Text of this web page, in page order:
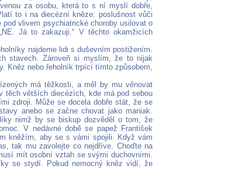
za osobu, která to s ní myslí dobře,
to i na diecézní kněze: poslušnost vůči
vlivem psychiatrické choroby usilovat o
Já to zakazuji.“ V těchto okamžicích
najdeme lidi s duševním postižením.
stavech. Zároveň si myslím, že to nijak
Kněz nebo řeholník trpící tímto způsobem,
má těžkosti, a měl by mu věnovat
těch větších diecézích, kde má pod sebou
zdroji. Může se docela dobře stát, že se
anebo se začne chovat jako maniak.
nimž by se biskup dozvěděl o tom, že
V nedávné době se papež František
kněžím, aby se s vámi spojili. Když vám
tak mu zavolejte co nejdříve. Choďte na
mít osobní vztah se svými duchovními.
se stydí. Pokud nemocný kněz vidí, že